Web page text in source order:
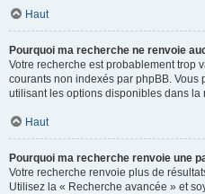
Haut
Pourquoi ma recherche ne renvoie
Votre recherche est probablement trop
courants non indexés par phpBB. Vous
utilisant les options disponibles dans la
Haut
Pourquoi ma recherche renvoie une
Votre recherche renvoie plus de
Utilisez la « Recherche avancée » et